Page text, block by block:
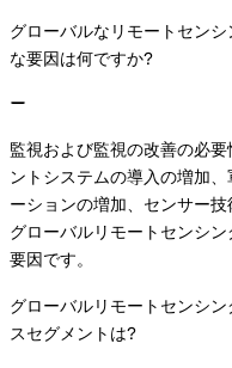
グローバルなリモートセン
な要因は何ですか?
監視および監視の改善の必
ントシステムの導入の増加
ーションの増加、センサー技
グローバルリモートセンシ
要因です。
グローバルリモートセンシ
スセグメントは?